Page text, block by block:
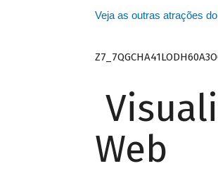
Veja as outras atrações
Web